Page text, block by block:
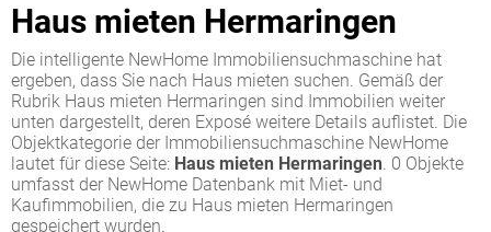
Haus mieten Hermaringen
Die intelligente NewHome Immobiliensuchmaschine hat
ergeben, dass Sie nach Haus mieten suchen. Gemäß der
Rubrik Haus mieten Hermaringen sind Immobilien weiter
unten dargestellt, deren Exposé weitere Details auflistet. Die
Objektkategorie der Immobiliensuchmaschine NewHome
lautet für diese Seite: Haus mieten Hermaringen. 0 Objekte
umfasst der NewHome Datenbank mit Miet- und
Kaufimmobilien, die zu Haus mieten Hermaringen
gespeichert wurden.